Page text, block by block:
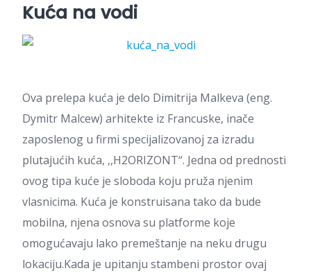
Kuća na vodi
Ova prelepa kuća je delo Dimitrija Malkeva (eng.
Dymitr Malcew) arhitekte iz Francuske, inače
zaposlenog u firmi specijalizovanoj za izradu
plutajućih kuća, ,,H2ORIZONT“. Jedna od prednosti
ovog tipa kuće je sloboda koju pruža njenim
vlasnicima. Kuća je konstruisana tako da bude
mobilna, njena osnova su platforme koje
omogućavaju lako premeštanje na neku drugu
lokaciju.Kada je upitanju stambeni prostor ovaj